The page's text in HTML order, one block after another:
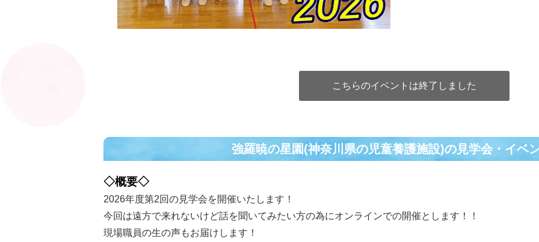
こちらのイベントは終了しました
強羅暁の星園(神奈川県の児童養護施設)の⾒学会・イベ
◇概要◇
2026年度第2回の見学会を開催いたします！
今回は遠方で来れないけど話を聞いてみたい方の為にオンラインでの開催とします！！
現場職員の生の声もお届けします！